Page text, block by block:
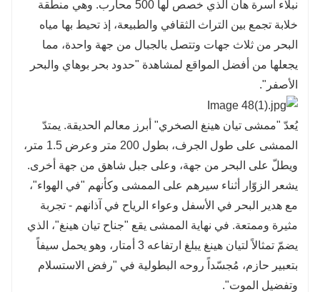
نبلاء أسرة هان الذي خصص لها 500 محارب. وهي منطقة
خلابة تجمع بين التراث الثقافي والطبيعة، إذ تحيط بها مياه
البحر من ثلاث جهات وتتصل بالجبال من جهة واحدة، مما
يجعلها من أفضل المواقع لمشاهدة "حدود بحر بوهاي والبحر
الأصفر".
يُعدّ "ممشى تيان هينغ الصخري" أبرز معالم الحديقة. يمتدّ
الممشى على طول الجرف، بطول 200 متر وعرض 1.5 متر،
ويطلّ على البحر من جهة، وعلى جبل شاهق من جهة أخرى.
يشعر الزوّار أثناء سيرهم على الممشى وكأنهم "في الهواء"،
مع هدير البحر في الأسفل وعواء الرياح في آذانهم - تجربة
مثيرة وممتعة. في نهاية الممشى يقع "جناح تيان هينغ"، الذي
يضمّ تمثالاً لتيان هينغ يبلغ ارتفاعه 3 أمتار، وهو يحمل سيفاً
بتعبير حازم، مُجسّداً روحه البطولية في "رفض الاستسلام
وتفضيل الموت".